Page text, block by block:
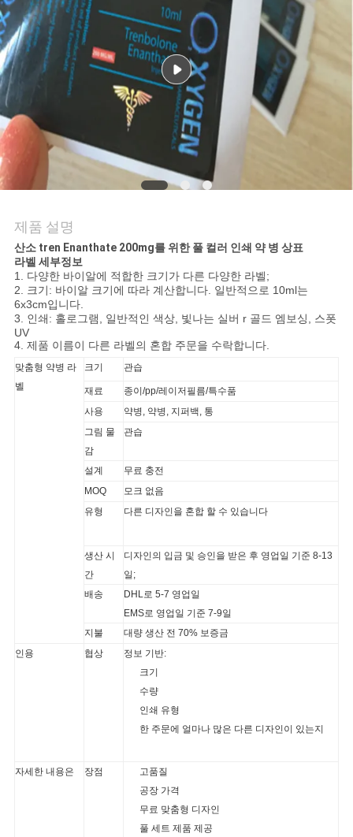
연
락
주
세
요
뉴
스
경
우
사
제품 설명
산소 tren Enanthate 200mg를 위한 풀 컬러 인쇄 약 병 상표
라벨 세부정보
1. 다양한 바이알에 적합한 크기가 다른 다양한 라벨;
2. 크기: 바이알 크기에 따라 계산합니다. 일반적으로 10ml는
6x3cm입니다.
3. 인쇄: 홀로그램, 일반적인 색상, 빛나는 실버 r 골드 엠보싱, 스폿
UV
4. 제품 이름이 다른 라벨의 혼합 주문을 수락합니다.
맞춤형 약병 라
벨
크기 관습
재료
종이/pp/레이저필름/특수품
사용
약병, 약병, 지퍼백, 통
그림 물
감
관습
설계
무료 충전
MOQ
모크 없음
유형
다른 디자인을 혼합 할 수 있습니다
생산 시
간
디자인의 입금 및 승인을 받은 후 영업일 기준 8-13
일;
배송
DHL로 5-7 영업일
EMS로 영업일 기준 7-9일
지불
대량 생산 전 70% 보증금
인용
협상
정보 기반:
크기
수량
인쇄 유형
한 주문에 얼마나 많은 다른 디자인이 있는지
자세한 내용은 장점
고품질
공장 가격
무료 맞춤형 디자인
풀 세트 제품 제공